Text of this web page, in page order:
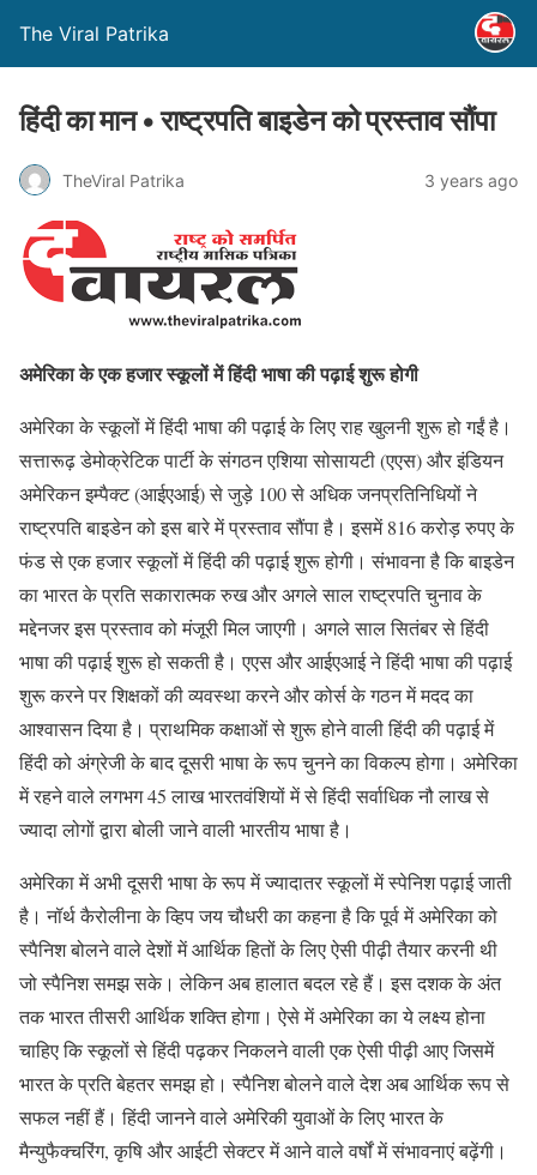
The Viral Patrika
हिंदी का मान • राष्ट्रपति बाइडेन को प्रस्ताव सौंपा
TheViral Patrika 3 years ago
अमेरिका के एक हजार स्कूलों में हिंदी भाषा की पढ़ाई शुरू होगी
अमेरिका के स्कूलों में हिंदी भाषा की पढ़ाई के लिए राह खुलनी शुरू हो गईं है।
सत्तारूढ़ डेमोक्रेटिक पार्टी के संगठन एशिया सोसायटी (एएस) और इंडियन
अमेरिकन इम्पैक्ट (आईएआई) से जुड़े 100 से अधिक जनप्रतिनिधियों ने
राष्ट्रपति बाइडेन को इस बारे में प्रस्ताव सौंपा है। इसमें 816 करोड़ रुपए के
फंड से एक हजार स्कूलों में हिंदी की पढ़ाई शुरू होगी। संभावना है कि बाइडेन
का भारत के प्रति सकारात्मक रुख और अगले साल राष्ट्रपति चुनाव के
मद्देनजर इस प्रस्ताव को मंजूरी मिल जाएगी। अगले साल सितंबर से हिंदी
भाषा की पढ़ाई शुरू हो सकती है। एएस और आईएआई ने हिंदी भाषा की पढ़ाई
शुरू करने पर शिक्षकों की व्यवस्था करने और कोर्स के गठन में मदद का
आश्वासन दिया है। प्राथमिक कक्षाओं से शुरू होने वाली हिंदी की पढ़ाई में
हिंदी को अंग्रेजी के बाद दूसरी भाषा के रूप चुनने का विकल्प होगा। अमेरिका
में रहने वाले लगभग 45 लाख भारतवंशियों में से हिंदी सर्वाधिक नौ लाख से
ज्यादा लोगों द्वारा बोली जाने वाली भारतीय भाषा है।
अमेरिका में अभी दूसरी भाषा के रूप में ज्यादातर स्कूलों में स्पेनिश पढ़ाई जाती
है। नॉर्थ कैरोलीना के व्हिप जय चौधरी का कहना है कि पूर्व में अमेरिका को
स्पैनिश बोलने वाले देशों में आर्थिक हितों के लिए ऐसी पीढ़ी तैयार करनी थी
जो स्पैनिश समझ सके। लेकिन अब हालात बदल रहे हैं। इस दशक के अंत
तक भारत तीसरी आर्थिक शक्ति होगा। ऐसे में अमेरिका का ये लक्ष्य होना
चाहिए कि स्कूलों से हिंदी पढ़कर निकलने वाली एक ऐसी पीढ़ी आए जिसमें
भारत के प्रति बेहतर समझ हो। स्पैनिश बोलने वाले देश अब आर्थिक रूप से
सफल नहीं हैं। हिंदी जानने वाले अमेरिकी युवाओं के लिए भारत के
मैन्युफैक्चरिंग, कृषि और आईटी सेक्टर में आने वाले वर्षों में संभावनाएं बढ़ेंगी।